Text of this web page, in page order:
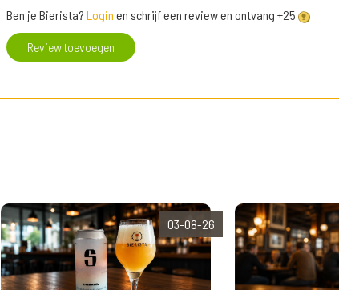
Ben je Bierista? Login en schrijf een review en ontvang +25
Review toevoegen
03-08-26